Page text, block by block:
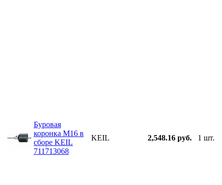
Буровая
коронка М16 в
сборе KEIL
711713068
KEIL 2,548.16 руб. 1 шт.